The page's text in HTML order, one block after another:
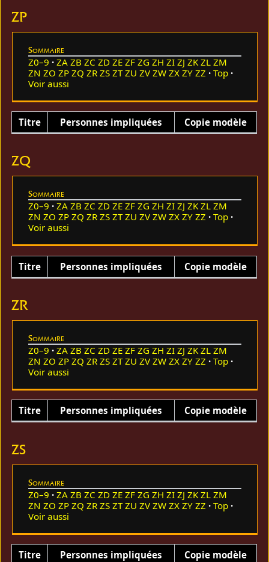
ZP
Sommaire
Z0–9 ZA ZB ZC ZD ZE ZF ZG ZH ZI ZJ ZK ZL ZM
ZN ZO ZP ZQ ZR ZS ZT ZU ZV ZW ZX ZY ZZ
Top
Voir aussi
Titre Personnes impliquées Copie modèle
ZQ
Sommaire
Z0–9 ZA ZB ZC ZD ZE ZF ZG ZH ZI ZJ ZK ZL ZM
ZN ZO ZP ZQ ZR ZS ZT ZU ZV ZW ZX ZY ZZ
Top
Voir aussi
Titre Personnes impliquées Copie modèle
ZR
Sommaire
Z0–9 ZA ZB ZC ZD ZE ZF ZG ZH ZI ZJ ZK ZL ZM
ZN ZO ZP ZQ ZR ZS ZT ZU ZV ZW ZX ZY ZZ
Top
Voir aussi
Titre Personnes impliquées Copie modèle
ZS
Sommaire
Z0–9 ZA ZB ZC ZD ZE ZF ZG ZH ZI ZJ ZK ZL ZM
ZN ZO ZP ZQ ZR ZS ZT ZU ZV ZW ZX ZY ZZ
Top
Voir aussi
Titre Personnes impliquées Copie modèle